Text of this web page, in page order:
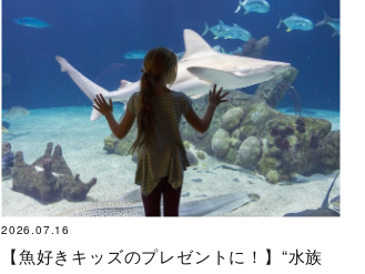
2026.07.16
【魚好きキッズのプレゼントに！】“水族